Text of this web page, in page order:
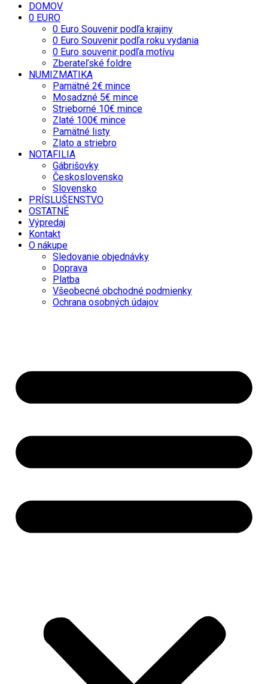
DOMOV
0 EURO
0 Euro Souvenir podľa krajiny
0 Euro Souvenir podľa roku vydania
0 Euro souvenir podľa motívu
Zberateľské foldre
NUMIZMATIKA
Pamätné 2€ mince
Mosadzné 5€ mince
Strieborné 10€ mince
Zlaté 100€ mince
Pamätné listy
Zlato a striebro
NOTAFILIA
Gábrišovky
Československo
Slovensko
PRÍSLUŠENSTVO
OSTATNÉ
Výpredaj
Kontakt
O nákupe
Sledovanie objednávky
Doprava
Platba
Všeobecné obchodné podmienky
Ochrana osobných údajov